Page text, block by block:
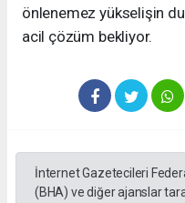
önlenemez yükselişin
acil çözüm bekliyor.
İnternet Gazetecileri
(BHA) ve diğer ajanslar